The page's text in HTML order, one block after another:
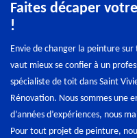
Faites décaper
!
Envie de changer la peinture
vaut mieux se confier à un
spécialiste de toit dans Saint
Rénovation. Nous sommes une
d’années d’expériences, nous
Pour tout projet de peinture,